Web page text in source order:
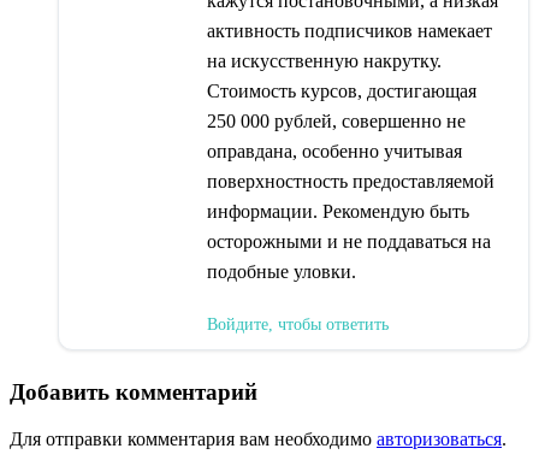
активность подписчиков намекает
на искусственную накрутку.
Стоимость курсов, достигающая
250 000 рублей, совершенно не
оправдана, особенно учитывая
поверхностность предоставляемой
информации. Рекомендую быть
осторожными и не поддаваться на
подобные уловки.
Войдите, чтобы ответить
Добавить комментарий
Для отправки комментария вам необходимо авторизоваться.